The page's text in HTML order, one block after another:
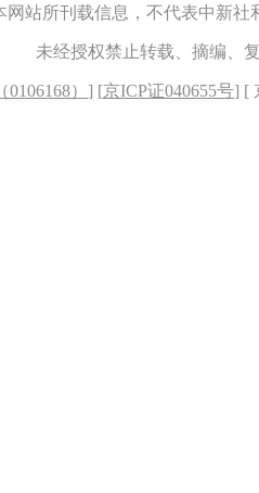
网站所刊载信息，不代表中新
未经授权禁止转载、摘编、
） ] [京ICP证040655号] [